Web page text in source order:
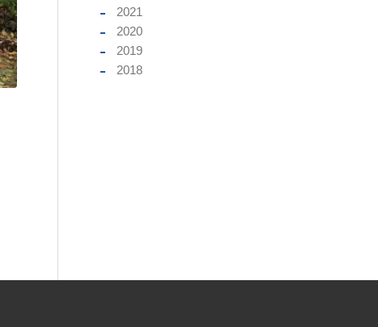
2021
2020
2019
2018